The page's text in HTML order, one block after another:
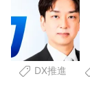
DX推進